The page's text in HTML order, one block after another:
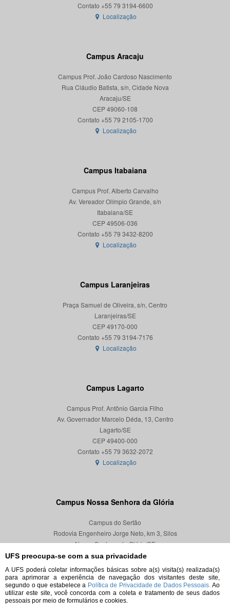
UFS preocupa-se com a sua privacidade
A UFS poderá coletar informações básicas sobre a(s) visita(s) realizada(s)
para aprimorar a experiência de navegação dos visitantes deste site,
segundo o que estabelece a Política de Privacidade de Dados Pessoais. Ao
utilizar este site, você concorda com a coleta e tratamento de seus dados
pessoais por meio de formulários e cookies.
Localização
Campus Aracaju
Campus Prof. João Cardoso Nascimento
Rua Cláudio Batista, s/n, Cidade Nova
Aracaju/SE
CEP 49060-108
Localização
Campus Itabaiana
Campus Prof. Alberto Carvalho
Av. Vereador Olímpio Grande, s/n
Itabaiana/SE
CEP 49506-036
Localização
Campus Laranjeiras
Praça Samuel de Oliveira, s/n, Centro
Laranjeiras/SE
CEP 49170-000
Localização
Campus Lagarto
Campus Prof. Antônio Garcia Filho
Av. Governador Marcelo Déda, 13, Centro
Lagarto/SE
CEP 49400-000
Localização
Campus Nossa Senhora da Glória
Campus do Sertão
Rodovia Engenheiro Jorge Neto, km 3, Silos
Nossa Senhora da Glória/SE
CEP 49680-000
Localização